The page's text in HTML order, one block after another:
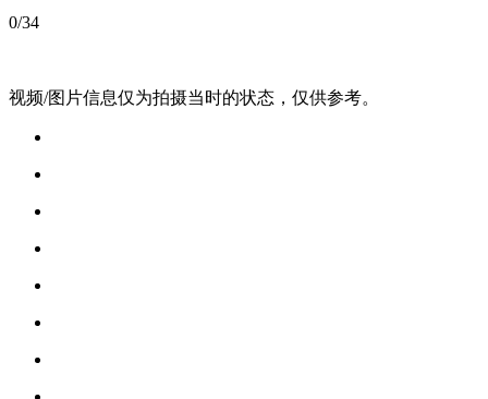
0/34
视频/图片信息仅为拍摄当时的状态，仅供参考。